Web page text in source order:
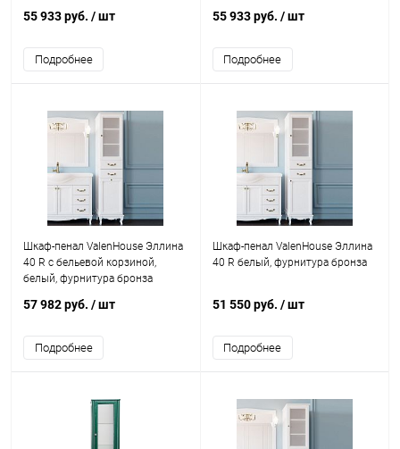
55 933 руб. / шт
Подробнее
55 933 руб. / шт
Подробнее
Шкаф-пенал ValenHouse Эллина
40 R с бельевой корзиной,
белый, фурнитура бронза
57 982 руб. / шт
Подробнее
Шкаф-пенал ValenHouse Эллина
40 R белый, фурнитура бронза
51 550 руб. / шт
Подробнее